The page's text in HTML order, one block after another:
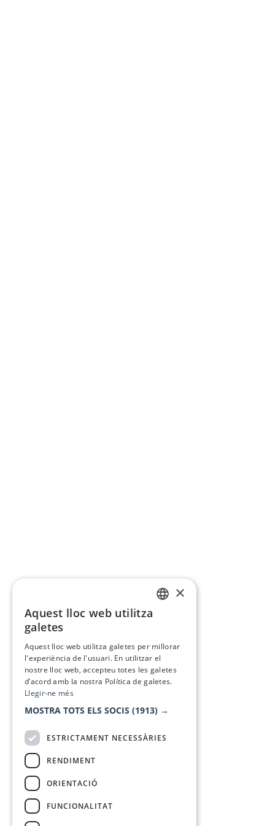
×
Aquest lloc web utilitza
galetes
Aquest lloc web utilitza galetes per millorar
l'experiència de l'usuari. En utilitzar el
nostre lloc web, accepteu totes les galetes
d’acord amb la nostra Política de galetes.
Llegir-ne més
MOSTRA TOTS ELS SOCIS (1913) →
ESTRICTAMENT NECESSÀRIES
RENDIMENT
ORIENTACIÓ
FUNCIONALITAT